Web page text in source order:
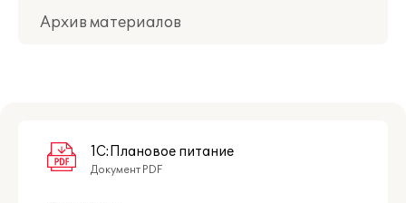
Партнерам
Архив материалов
1С:Плановое питание
Документ PDF